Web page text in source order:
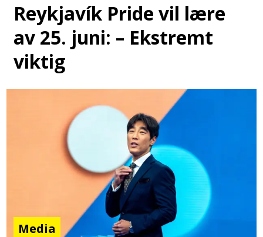
Reykjavík Pride vil lære
av 25. juni: – Ekstremt
viktig
Media